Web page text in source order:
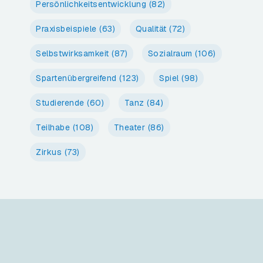
Persönlichkeitsentwicklung (82)
Praxisbeispiele (63) Qualität (72)
Selbstwirksamkeit (87) Sozialraum (106)
Spartenübergreifend (123) Spiel(98)
Studierende (60) Tanz (84)
Teilhabe (108) Theater (86)
Zirkus (73)